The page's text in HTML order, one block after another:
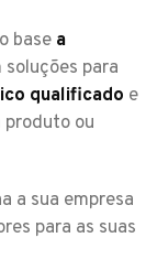
base a
soluções para
qualificado e
produto ou
a sua empresa
para as suas